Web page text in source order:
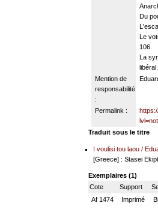
Du
Le
106.
La
Mention de
responsabilité
:
Permalink :
Traduit sous le titre
I voulisi tou laou /
[Greece] : Stasei
Exemplaires (1)
Cote
Support
Af 1474
Imprimé